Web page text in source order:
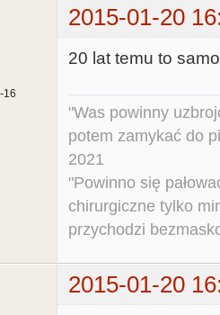
2015-01-20
16
20 lat temu to
"Was powinny
potem zamykać do
2021
"Powinno się
chirurgiczne tylko
przychodzi
2015-01-20